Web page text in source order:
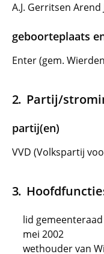
A.J. Gerritsen Arend
geboorteplaats
Enter (gem.
Partij/
partij(en)
VVD (Volkspartij
lid
mei 2002
wethouder van